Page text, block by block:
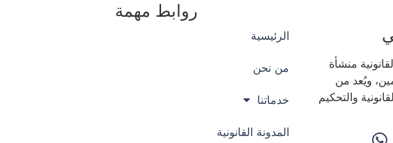
منشأة
ويُعد من
والتحكيم
روابط مهمة
الرئيسية
من نحن
خدماتنا
المدونة القانونية